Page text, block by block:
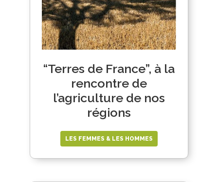
“Terres de France”, à la
rencontre de
l’agriculture de nos
régions
LES FEMMES & LES HOMMES